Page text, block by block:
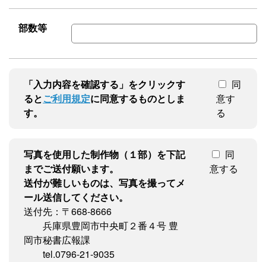
部数等
「入力内容を確認する」をクリックす
るとご利用規定に同意するものとしま
す。
同
意す
る
写真を使用した制作物（１部）を下記
までご送付願います。
送付が難しいものは、写真を撮ってメ
ール送信してください。
送付先：〒668-8666
兵庫県豊岡市中央町２番４号 豊
岡市秘書広報課
tel.0796-21-9035
同
意する